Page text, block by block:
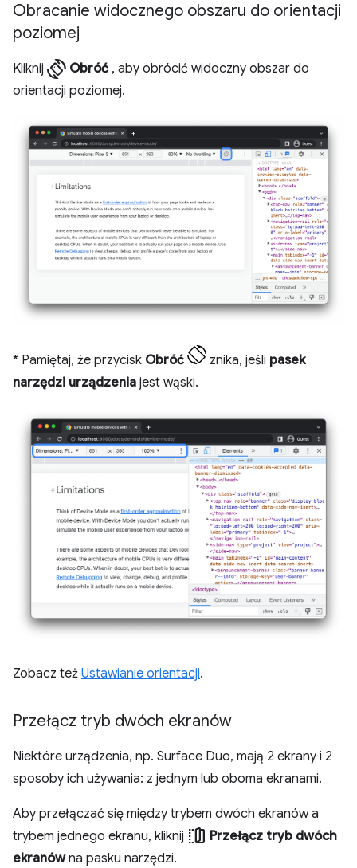
Obracanie widocznego obszaru do orientacji
poziomej
Kliknij screen_rotation Obróć , aby obrócić widoczny obszar do
orientacji poziomej.
* Pamiętaj, że przycisk Obróć znika, jeśli pasek
narzędzi urządzenia jest wąski.
Zobacz też Ustawianie orientacji.
Przełącz tryb dwóch ekranów
Niektóre urządzenia, np. Surface Duo, mają 2 ekrany i 2
sposoby ich używania: z jednym lub oboma ekranami.
Aby przełączać się między trybem dwóch ekranów a
trybem jednego ekranu, kliknij devices_fold Przełącz tryb dwóch
ekranówna pasku narzędzi.